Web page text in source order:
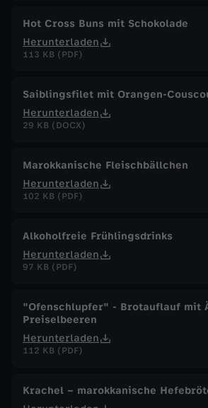
Hot Cross Buns mit Schokolade
Herunterladen
113 KB (PDF)
Saiblingsfilet mit Orangen-
Herunterladen
29 KB (DOCX)
Marokkanische Fleischbällchen
Herunterladen
102 KB (PDF)
Alkoholfreie Frühlingsdrinks
Herunterladen
97 KB (PDF)
"Ofenschlupfer" - Brotauflauf mit
Preiselbeeren
Herunterladen
112 KB (PDF)
Krachel – marokkanische